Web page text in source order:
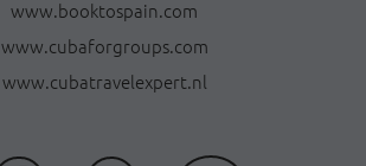
www.booktospain.com
www.cubaforgroups.com
www.cubatravelexpert.nl